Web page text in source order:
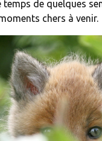
de quelques
chers à venir.